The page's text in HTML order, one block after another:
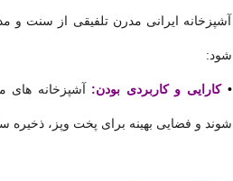
آشپزخانه ایرانی مدرن تلفیقی از سنت
شود:
•کارایی و کاربردی بودن: آشپزخانه
شوند و فضایی بهینه برای پخت وپز، ذخیره